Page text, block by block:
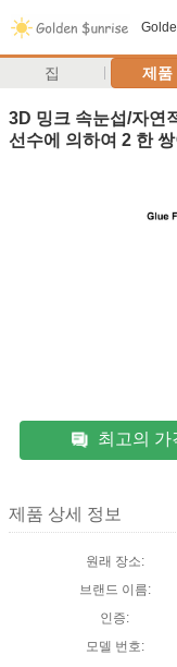
집 제품
3D 밍크 속눈섭/자연
선수에 의하여 2 한
최고의 가
제품 상세 정보
원래 장소:
브랜드 이름:
인증:
모델 번호: